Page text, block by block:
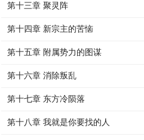
第十三章 聚灵阵
第十四章 新宗主的苦恼
第十五章 附属势力的图谋
第十六章 消除叛乱
第十七章 东方冷陨落
第十八章 我就是你要找的人